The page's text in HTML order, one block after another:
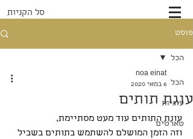
סל הקניות
פוסט
הכל
עוגיות
טארטים
הכל
עוגת תותים
noa einat
6 במאי 2020
עונת התותים עוד מעט מסתיימת,
וזה הזמן המושלם להשתמש בתותים בשביל